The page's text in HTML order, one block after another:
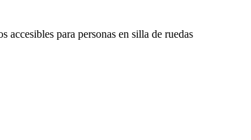
accesibles para personas en silla de ruedas